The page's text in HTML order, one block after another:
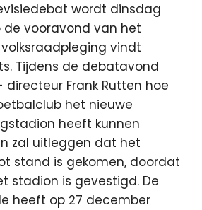
wordt dinsdag
de vooravond van het
vindt
Tijdens de debatavond
Frank Rutten hoe
het nieuwe
heeft kunnen
zal uitleggen dat het
stand is gekomen, doordat
stadion is gevestigd. De
heeft op 27 december